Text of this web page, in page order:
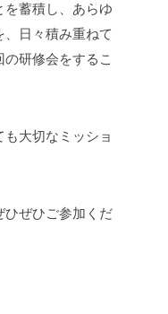
蓄積し、あらゆ
、日々積み重ねて
研修会をするこ
大切なミッショ
ひぜひご参加くだ